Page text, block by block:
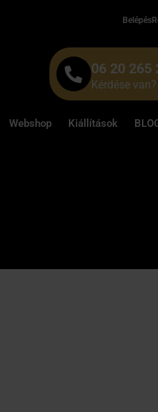
Belépés
06 20 265
Kérdése
Webshop Kiállítások